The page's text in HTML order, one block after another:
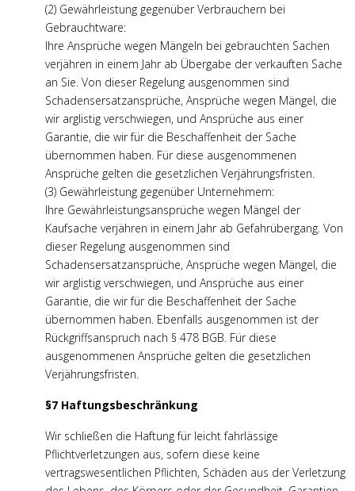
(2) Gewährleistung gegenüber Verbrauchern bei
Gebrauchtware:
Ihre Ansprüche wegen Mängeln bei gebrauchten Sachen
verjähren in einem Jahr ab Übergabe der verkauften Sache
an Sie. Von dieser Regelung ausgenommen sind
Schadensersatzansprüche, Ansprüche wegen Mängel, die
wir arglistig verschwiegen, und Ansprüche aus einer
Garantie, die wir für die Beschaffenheit der Sache
übernommen haben. Für diese ausgenommenen
Ansprüche gelten die gesetzlichen Verjährungsfristen.
(3) Gewährleistung gegenüber Unternehmern:
Ihre Gewährleistungsansprüche wegen Mängel der
Kaufsache verjähren in einem Jahr ab Gefahrübergang. Von
dieser Regelung ausgenommen sind
Schadensersatzansprüche, Ansprüche wegen Mängel, die
wir arglistig verschwiegen, und Ansprüche aus einer
Garantie, die wir für die Beschaffenheit der Sache
übernommen haben. Ebenfalls ausgenommen ist der
Rückgriffsanspruch nach § 478 BGB. Für diese
ausgenommenen Ansprüche gelten die gesetzlichen
Verjährungsfristen.
§7 Haftungsbeschränkung
Wir schließen die Haftung für leicht fahrlässige
Pflichtverletzungen aus, sofern diese keine
vertragswesentlichen Pflichten, Schäden aus der Verletzung